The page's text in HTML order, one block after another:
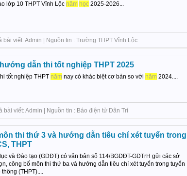
lớp 10 THPT Vĩnh Lộc năm học2025-2026...
viết: Admin | Nguồn tin : Trường THPT Vĩnh Lộc
dẫn thi tốt nghiệp THPT 2025
tốt nghiệp THPT năm nay có khác biệt cơ bản so với năm 2024....
viết: Admin | Nguồn tin : Báo điện tử Dân Trí
thi thứ 3 và hướng dẫn tiêu chí xét tuyển trong
THPT
và Đào tạo (GDĐT) có văn bản số 114/BGDĐT-GDTrH gửi các sở
công bố môn thi thứ ba và hướng dẫn tiêu chí xét tuyển trong tuyển
thông (THPT)....